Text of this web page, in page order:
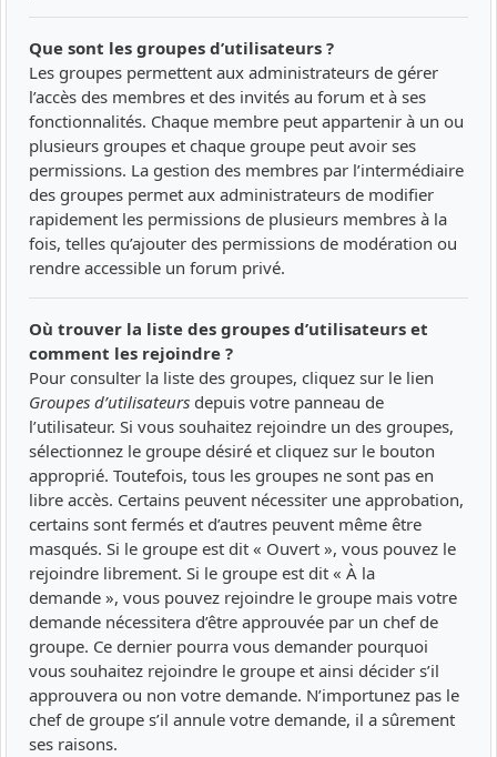
Que sont les groupes d’utilisateurs ?
Les groupes permettent aux administrateurs de gérer
l’accès des membres et des invités au forum et à ses
fonctionnalités. Chaque membre peut appartenir à un ou
plusieurs groupes et chaque groupe peut avoir ses
permissions. La gestion des membres par l’intermédiaire
des groupes permet aux administrateurs de modifier
rapidement les permissions de plusieurs membres à la
fois, telles qu’ajouter des permissions de modération ou
rendre accessible un forum privé.
Où trouver la liste des groupes d’utilisateurs et
comment les rejoindre ?
Pour consulter la liste des groupes, cliquez sur le lien
Groupes d’utilisateurs depuis votre panneau de
l’utilisateur. Si vous souhaitez rejoindre un des groupes,
sélectionnez le groupe désiré et cliquez sur le bouton
approprié. Toutefois, tous les groupes ne sont pas en
libre accès. Certains peuvent nécessiter une approbation,
certains sont fermés et d’autres peuvent même être
masqués. Si le groupe est dit « Ouvert », vous pouvez le
rejoindre librement. Si le groupe est dit « À la
demande », vous pouvez rejoindre le groupe mais votre
demande nécessitera d’être approuvée par un chef de
groupe. Ce dernier pourra vous demander pourquoi
vous souhaitez rejoindre le groupe et ainsi décider s’il
approuvera ou non votre demande. N’importunez pas le
chef de groupe s’il annule votre demande, il a sûrement
ses raisons.